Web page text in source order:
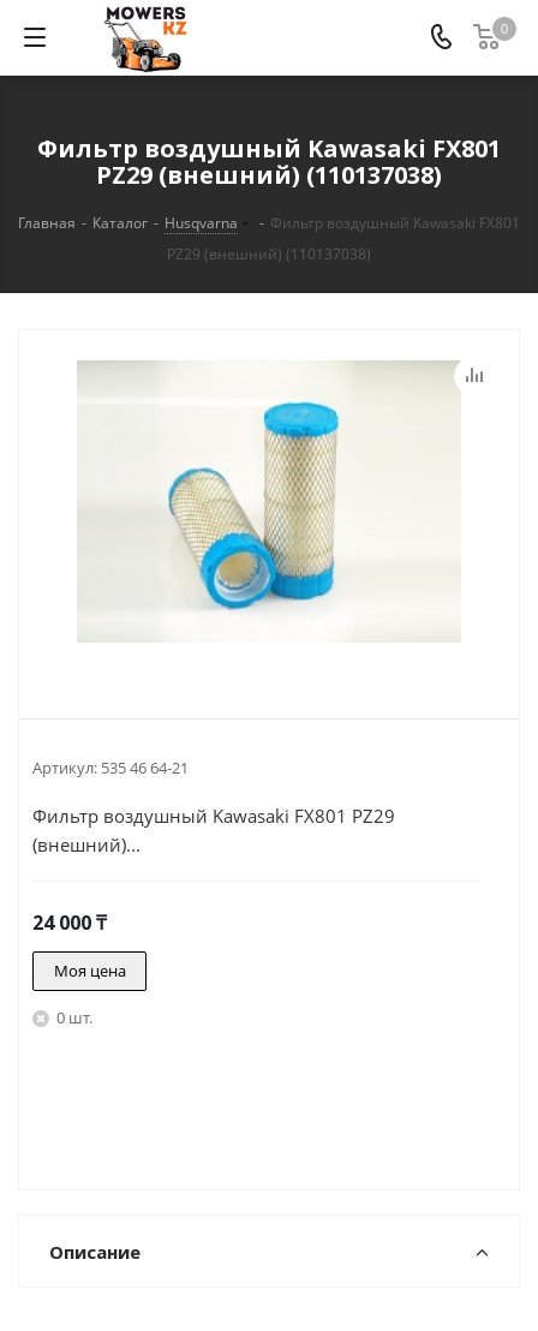
0
Фильтр воздушный Kawasaki FX801
PZ29 (внешний) (110137038)
Главная - Каталог - Husqvarna - Фильтр воздушный Kawasaki FX801
PZ29 (внешний) (110137038)
Артикул: 535 46 64-21
Фильтр воздушный Kawasaki FX801 PZ29
(внешний)...
24 000₸
Моя цена
0 шт.
Описание